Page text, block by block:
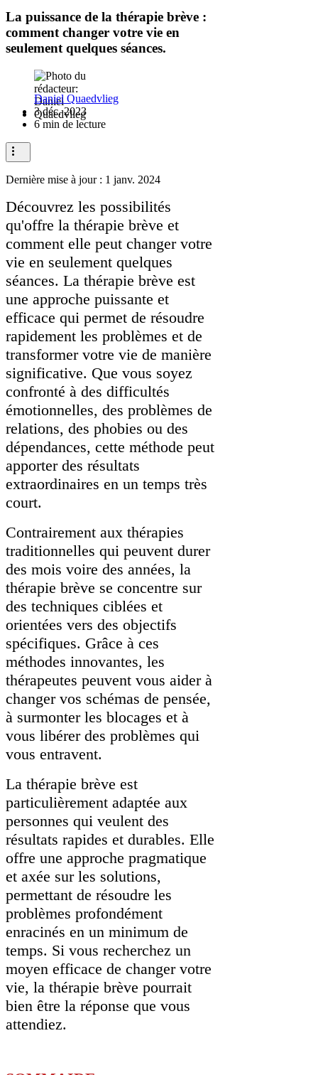
La puissance de la thérapie brève :
comment changer votre vie en
seulement quelques séances.
Daniel Quaedvlieg
3 déc. 2023
6 min de lecture
Dernière mise à jour : 1 janv. 2024
Découvrez les possibilités
qu'offre la thérapie brève et
comment elle peut changer votre
vie en seulement quelques
séances. La thérapie brève est
une approche puissante et
efficace qui permet de résoudre
rapidement les problèmes et de
transformer votre vie de manière
significative. Que vous soyez
confronté à des difficultés
émotionnelles, des problèmes de
relations, des phobies ou des
dépendances, cette méthode peut
apporter des résultats
extraordinaires en un temps très
court.
Contrairement aux thérapies
traditionnelles qui peuvent durer
des mois voire des années, la
thérapie brève se concentre sur
des techniques ciblées et
orientées vers des objectifs
spécifiques. Grâce à ces
méthodes innovantes, les
thérapeutes peuvent vous aider à
changer vos schémas de pensée,
à surmonter les blocages et à
vous libérer des problèmes qui
vous entravent.
La thérapie brève est
particulièrement adaptée aux
personnes qui veulent des
résultats rapides et durables. Elle
offre une approche pragmatique
et axée sur les solutions,
permettant de résoudre les
problèmes profondément
enracinés en un minimum de
temps. Si vous recherchez un
moyen efficace de changer votre
vie, la thérapie brève pourrait
bien être la réponse que vous
attendiez.